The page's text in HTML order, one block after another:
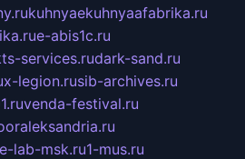
kuhnyaekuhnyaafabrika.ru
e-abis1c.ru
services.rudark-sand.ru
x-legion.rusib-archives.ru
venda-festival.ru
lab-msk.ru1-mus.ru